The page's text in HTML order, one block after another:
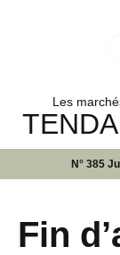
Les
N° 385
Fin